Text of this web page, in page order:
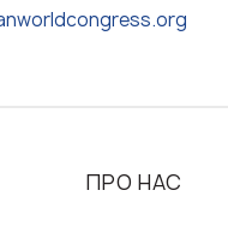
ПРО НАС